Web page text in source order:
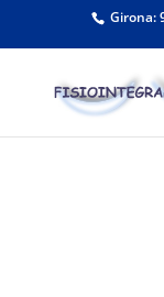
Girona: